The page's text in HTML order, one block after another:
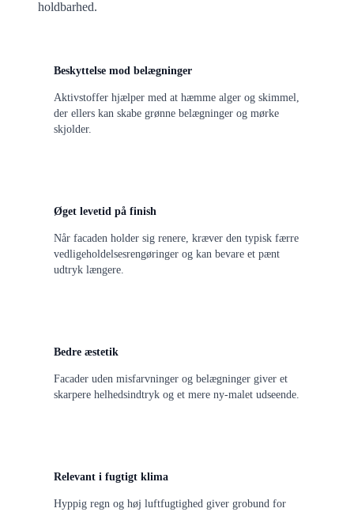
holdbarhed.
Beskyttelse mod belægninger
Aktivstoffer hjælper med at hæmme alger og skimmel,
der ellers kan skabe grønne belægninger og mørke
skjolder.
Øget levetid på finish
Når facaden holder sig renere, kræver den typisk færre
vedligeholdelsesrengøringer og kan bevare et pænt
udtryk længere.
Bedre æstetik
Facader uden misfarvninger og belægninger giver et
skarpere helhedsindtryk og et mere ny-malet udseende.
Relevant i fugtigt klima
Hyppig regn og høj luftfugtighed giver grobund for